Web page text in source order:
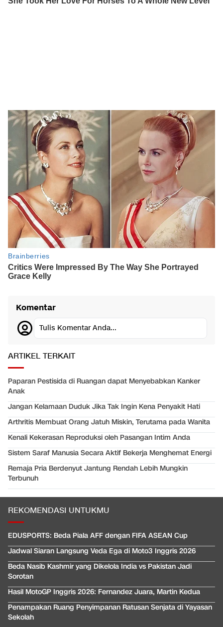
Komentar
Tulis Komentar Anda...
ARTIKEL TERKAIT
Paparan Pestisida di Ruangan dapat Menyebabkan Kanker
Anak
Jangan Kelamaan Duduk Jika Tak Ingin Kena Penyakit Hati
Arthritis Membuat Orang Jatuh Miskin, Terutama pada Wanita
Kenali Kekerasan Reproduksi oleh Pasangan Intim Anda
Sistem Saraf Manusia Secara Aktif Bekerja Menghemat Energi
Remaja Pria Berdenyut Jantung Rendah Lebih Mungkin
Terbunuh
REKOMENDASI UNTUKMU
EDUSPORTS: Beda Piala AFF dengan FIFA ASEAN Cup
Jadwal Siaran Langsung Veda Ega di Moto3 Inggris 2026
Beda Nasib Kashmir yang Dikelola India vs Pakistan Jadi
Sorotan
Hasil MotoGP Inggris 2026: Fernandez Juara, Martin Kedua
Penampakan Ruang Penyimpanan Ratusan Senjata di Yayasan
Sekolah